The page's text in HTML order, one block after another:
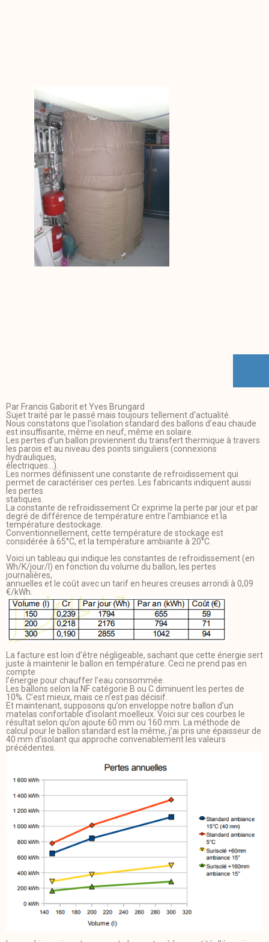
Par Francis Gaborit et Yves Brungard
Sujet traité par le passé mais toujours tellement d’actualité.
Nous constatons que l’isolation standard des ballons d’eau chaude
est insuffisante, même en neuf, même en solaire.
Les pertes d’un ballon proviennent du transfert thermique à travers
les parois et au niveau des points singuliers (connexions
hydrauliques,
électriques…).
Les normes définissent une constante de refroidissement qui
permet de caractériser ces pertes. Les fabricants indiquent aussi
les pertes
statiques.
La constante de refroidissement Cr exprime la perte par jour et par
degré de différence de température entre l’ambiance et la
température destockage.
Conventionnellement, cette température de stockage est
considérée à 65°C, et la température ambiante à 20°C.
Voici un tableau qui indique les constantes de refroidissement (en
Wh/K/jour/l) en fonction du volume du ballon, les pertes
journalières,
annuelles et le coût avec un tarif en heures creuses arrondi à 0,09
€/kWh.
La facture est loin d’être négligeable, sachant que cette énergie sert
juste à maintenir le ballon en température. Ceci ne prend pas en
compte
l’énergie pour chauffer l’eau consommée.
Les ballons selon la NF catégorie B ou C diminuent les pertes de
10%. C’est mieux, mais ce n’est pas décisif.
Et maintenant, supposons qu’on enveloppe notre ballon d’un
matelas confortable d’isolant moelleux. Voici sur ces courbes le
résultat selon qu’on ajoute 60 mm ou 160 mm. La méthode de
calcul pour le ballon standard est la même, j’ai pris une épaisseur de
40 mm d’isolant qui approche convenablement les valeurs
précédentes.